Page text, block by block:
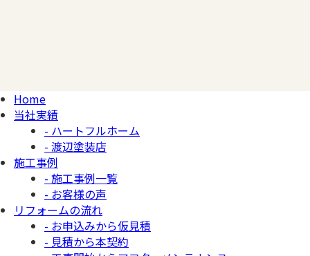
Home
当社実績
- ハートフルホーム
- 渡辺塗装店
施工事例
- 施工事例一覧
- お客様の声
リフォームの流れ
- お申込みから仮見積
- 見積から本契約